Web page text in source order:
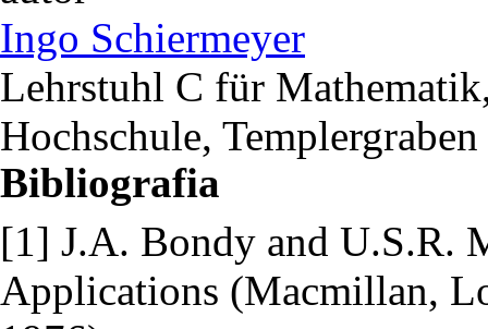
Ingo Schiermeyer
Lehrstuhl C für
Hochschule,
Bibliografia
[1] J.A. Bondy and U.S.R.
Applications (Macmillan,